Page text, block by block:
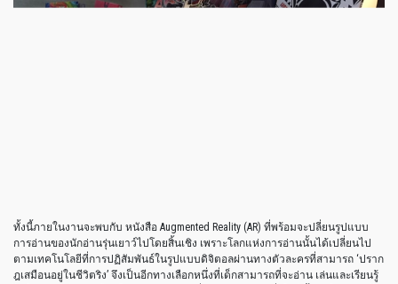
ทั้งนี้ภายในงานจะพบกับ หนังสือ Augmented Reality (AR) ที่พร้อมจะปลี่ยนรูปแบบ
การอ่านของนักอ่านรุ่นเยาว์ไปโดยสิ้นเชิง เพราะโลกแห่งการอ่านนั้นได้เปลี่ยนไป
ตามเทคโนโลยีที่การปฏิสัมพันธ์ในรูปแบบดิจิตอลผ่านทางตัวละครที่สามารถ ‘ปราก
ฎเสมือนอยู่ในชีวิตริง’ จึงเป็นอีกทางเลือกหนึ่งที่เด็กสามารถที่จะอ่าน เล่นและเรียนรู้